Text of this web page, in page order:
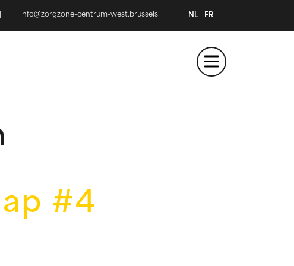
info@zorgzone-centrum-west.brussels NL FR
#4